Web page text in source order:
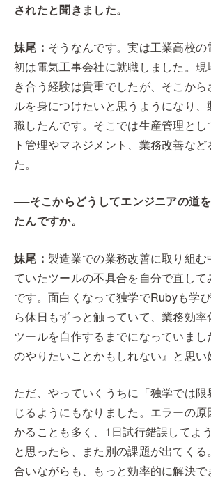
されたと聞きました。
妹尾： そうなんです。実は工業高校
初は電気工事会社に就職しました。現
き合う経験は貴重でしたが、そこか
ルを身につけたいと思うようになり
職したんです。そこでは生産管理とし
ト管理やマネジメント、業務改善な
た。
──そこからどうしてエンジニアの道
たんですか。
妹尾： 製造業での業務改善に取り組
ていたツールの不具合を自分で直し
です。面白くなって独学でRubyも学
ら休日もずっと触っていて、業務効
ツールを自作するまでになっていま
のやりたいことかもしれない』と思い
ただ、やっていくうちに「独学では
じるようにもなりました。エラーの
かることも多く、1日試行錯誤してよ
と思ったら、また別の課題が出てくる
合いながらも、もっと効率的に解決